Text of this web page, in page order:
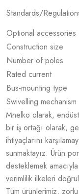
Standards/
Optional accessories
Construction size
Number of poles
Rated current
Bus-mounting type
Swivelling mechanism
Mnelko olarak,
bir iş ortağı olarak,
ihtiyaçlarını
sunmaktayız. Ürün
desteklemek
verimlilik ilkeleri
Tüm ürünlerimiz,